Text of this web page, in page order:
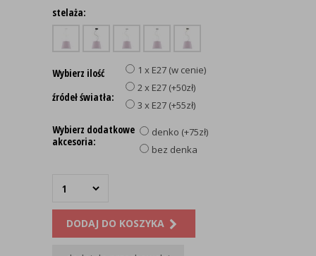
stelaża:
Wybierz ilość
źródeł światła:
1 x E27 (w cenie)
2 x E27 (+50zł)
3 x E27 (+55zł)
Wybierz dodatkowe
akcesoria:
denko (+75zł)
bez denka
DODAJ DO KOSZYKA